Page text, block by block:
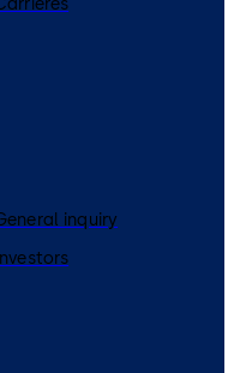
inquiry
Investors